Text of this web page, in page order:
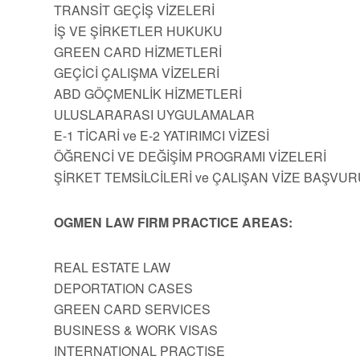
TRANSİT GEÇİŞ VİZELERİ
İŞ VE ŞİRKETLER HUKUKU
GREEN CARD HİZMETLERİ
GEÇİCİ ÇALIŞMA VİZELERİ
ABD GÖÇMENLİK HİZMETLERİ
ULUSLARARASI UYGULAMALAR
E-1 TİCARİ ve E-2 YATIRIMCI VİZESİ
ÖĞRENCİ VE DEĞİŞİM PROGRAMI VİZELERİ
ŞİRKET TEMSİLCİLERİ ve ÇALIŞAN VİZE
OGMEN LAW FIRM PRACTICE AREAS:
REAL ESTATE LAW
DEPORTATION CASES
GREEN CARD SERVICES
BUSINESS & WORK VISAS
INTERNATIONAL PRACTISE